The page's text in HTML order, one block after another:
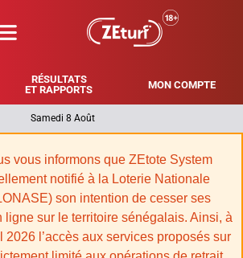
RÉSULTATS
ET RAPPORTS
MON COMPTE
Samedi 8 Août
vous informons que ZEtote System
notifié à la Loterie Nationale
son intention de cesser ses
ligne sur le territoire sénégalais. Ainsi, à
2026 l’accès aux services proposés sur